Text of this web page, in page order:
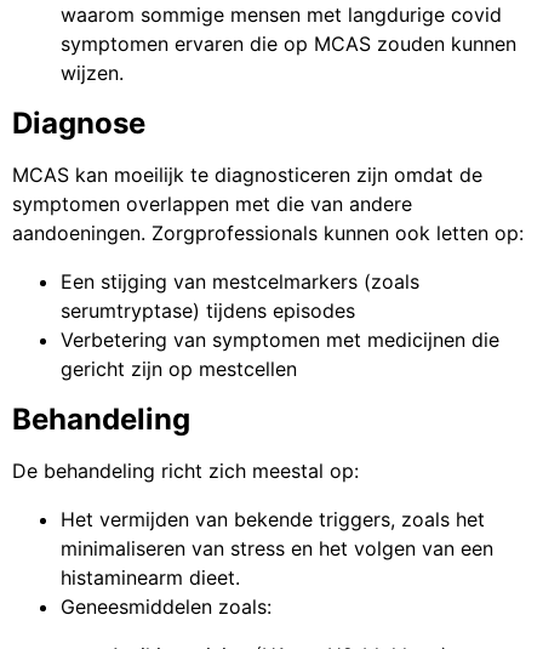
waarom sommige mensen met langdurige covid
symptomen ervaren die op MCAS zouden kunnen
wijzen.
Diagnose
MCAS kan moeilijk te diagnosticeren zijn omdat de
symptomen overlappen met die van andere
aandoeningen. Zorgprofessionals kunnen ook letten op:
Een stijging van mestcelmarkers (zoals
serumtryptase) tijdens episodes
Verbetering van symptomen met medicijnen die
gericht zijn op mestcellen
Behandeling
De behandeling richt zich meestal op:
Het vermijden van bekende triggers, zoals het
minimaliseren van stress en het volgen van een
histaminearm dieet.
Geneesmiddelen zoals: